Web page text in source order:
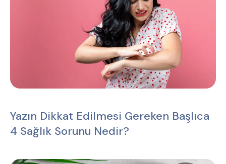
Yazın Dikkat Edilmesi Gereken Başlıca
4 Sağlık Sorunu Nedir?